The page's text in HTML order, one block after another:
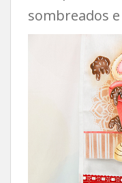
sombreados